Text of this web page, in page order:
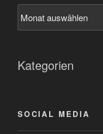
Kategorien
SOCIAL MEDIA